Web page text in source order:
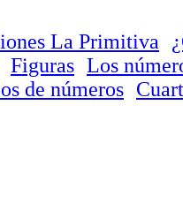
La Primitiva
Figuras Los
de números